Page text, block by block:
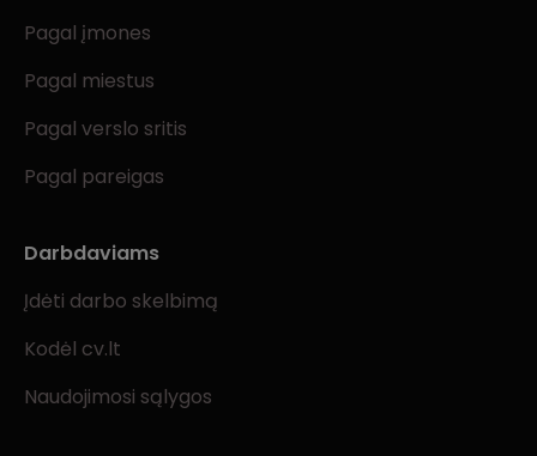
Pagal įmones
Pagal miestus
Pagal verslo sritis
Pagal pareigas
Darbdaviams
Įdėti darbo skelbimą
Kodėl cv.lt
Naudojimosi sąlygos